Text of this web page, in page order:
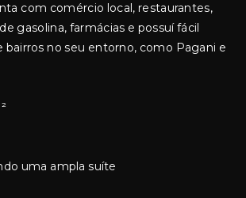
com comércio local, restaurantes,
gasolina, farmácias e possuí fácil
bairros no seu entorno, como Pagani e
uma ampla suíte